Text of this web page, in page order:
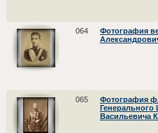
064
Фотография
065
Фотография
Васильевича